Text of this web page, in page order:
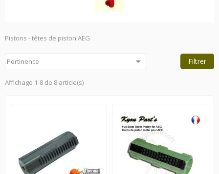
Pistons - têtes de piston AEG
Pertinence  Filtrer
Affichage 1-8 de 8 article(s)